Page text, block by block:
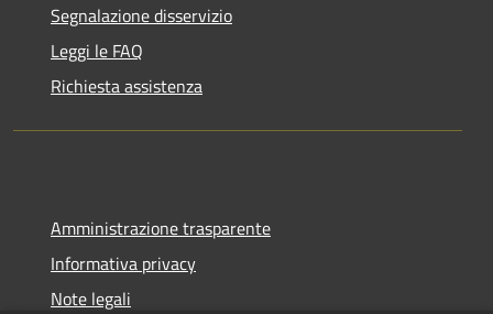
Segnalazione disservizio
Leggi le FAQ
Richiesta assistenza
Amministrazione trasparente
Informativa privacy
Note legali